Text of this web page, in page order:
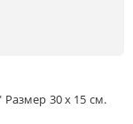
Размер 30 х 15 см.